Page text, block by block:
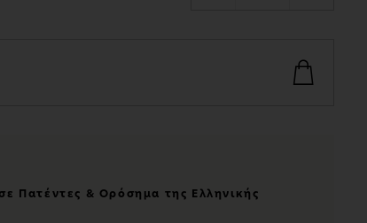
Πατέντες & Ορόσημα της Ελληνικής